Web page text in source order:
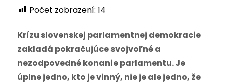
Počet zobrazení: 14
Krízu slovenskej parlamentnej demokracie
zakladá pokračujúce svojvoľné a
nezodpovedné konanie parlamentu. Je
úplne jedno, kto je vinný, nie je ale jedno, že